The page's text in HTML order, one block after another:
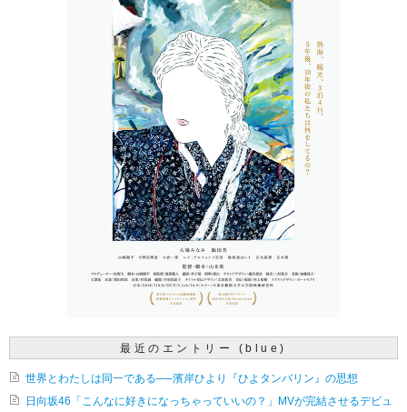
最近のエントリー (blue)
世界とわたしは同一である──濱岸ひより『ひよタンバリン』の思想
日向坂46「こんなに好きになっちゃっていいの？」MVが完結させるデビュ